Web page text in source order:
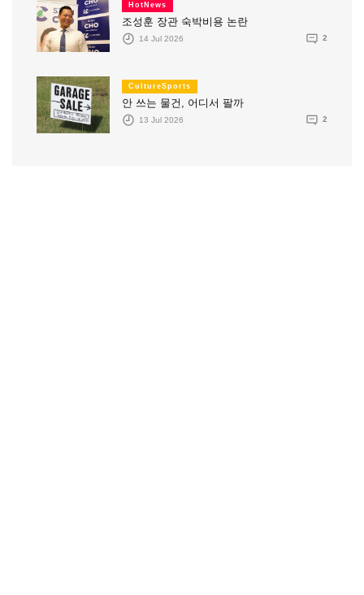
HotNews
조성훈 장관 숙박비용 논란
14 Jul 2026 2
CultureSports
안 쓰는 물건, 어디서 팔까
13 Jul 2026 2